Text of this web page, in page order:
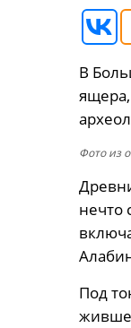
В
Фото из
нечто
Под